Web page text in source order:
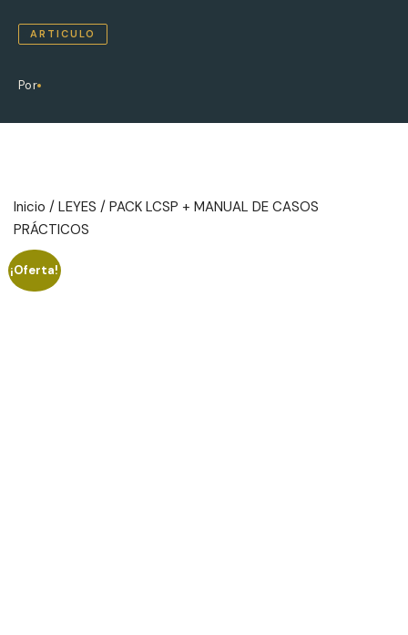
ARTICULO
Por
Inicio / LEYES / PACK LCSP + MANUAL DE CASOS
PRÁCTICOS
¡Oferta!